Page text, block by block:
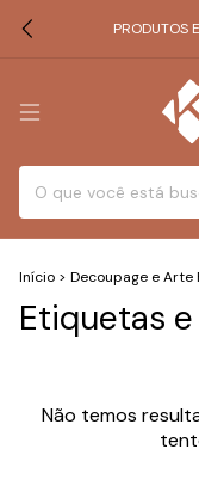
PRODUTOS
Início > Decoupage e Arte
Etiquetas
Não temos